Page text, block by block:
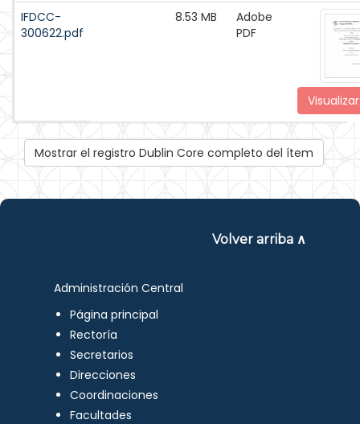
IFDCC-
300622.pdf
8.53 MB
Adobe
PDF
Mostrar el registro Dublin Core completo del ítem
Volver arriba ∧
Administración Central
Página principal
Rectoría
Secretarios
Direcciones
Coordinaciones
Facultades